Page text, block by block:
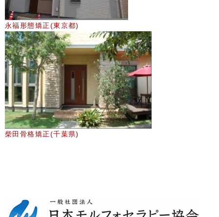
永福形態矯正(東京都)
柴田骨格矯正(千葉県)